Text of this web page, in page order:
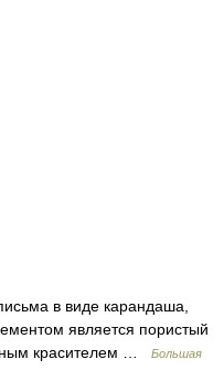
в виде карандаша,
является пористый
красителем …
Большая